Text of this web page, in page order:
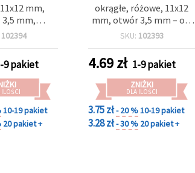
mm,
mm,
65 szt. (ok.
102394
9 pakiet
ILOŚCI
10-19 pakiet
20 pakiet +
okrągłe, różowe, 11x12
mm, otwór 3,5 mm – ok.
65 szt. (ok. 40 g)
SKU: 102393
4.69zł 1-9 pakiet
ZNIŻKI
DLA ILOŚCI
3.75 zł- 20 %10-19 pakiet
3.28 zł- 30 % 20 pakiet +